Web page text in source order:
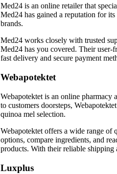
Med24 is an online retailer that
Med24 has gained a reputation for
brands.
Med24 works closely with trusted
Med24 has you covered. Their
fast delivery and secure payment
Webapotektet
Webapotektet is an online pharmacy
to customers doorsteps,
quinoa mel selection.
Webapotektet offers a wide range of
options, compare ingredients, and
products. With their reliable shipping
Luxplus